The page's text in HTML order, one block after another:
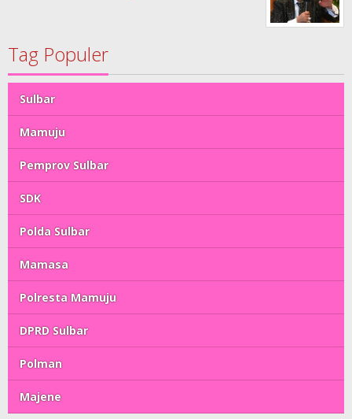
Tag Populer
Sulbar
Mamuju
Pemprov Sulbar
SDK
Polda Sulbar
Mamasa
Polresta Mamuju
DPRD Sulbar
Polman
Majene